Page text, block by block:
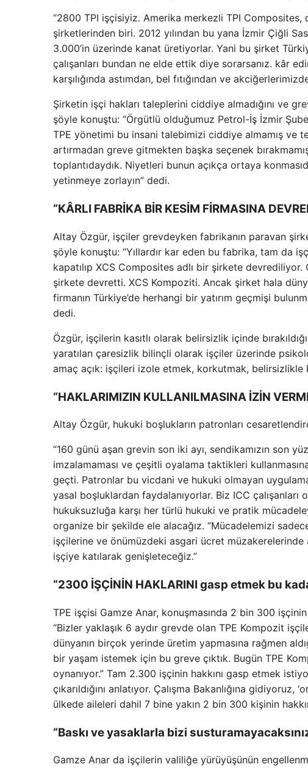
“2800 TPI işçisiyiz. Amerika merkezli TPI Composites,
şirketlerinden biri. 2012 yılından bu yana İzmir Çiğli
3.000’in üzerinde kanat üretiyorlar. Yani bu şirket
çalışanları bundan ne elde ettik diye sorarsanız. kâr
karşılığında astımdan, bel fıtığından ve
Şirketin işçi hakları taleplerini ciddiye almadığını ve
şöyle konuştu: “Örgütlü olduğumuz Petrol-İş İzmir
TPE yönetimi bu insani talebimizi ciddiye almamış ve
artırmadan greve gitmekten başka seçenek
toplantıdaydık. Niyetleri bunun açıkça ortaya
yetinmeye zorlayın” dedi.
“KÂRLI FABRİKA BİR KESİM FİRMASINA
Altay Özgür, işçiler grevdeyken fabrikanın paravan
şöyle konuştu: “Yıllardır kar eden bu fabrika, tam da
kapatılıp XCS Composites adlı bir şirkete
şirkete devretti. XCS Kompoziti. Ancak şirket hala
firmanın Türkiye’de herhangi bir yatırım geçmişi
dedi.
Özgür, işçilerin kasıtlı olarak belirsizlik içinde
yaratılan çaresizlik bilinçli olarak işçiler üzerinde
amaç açık: işçileri izole etmek, korkutmak,
“HAKLARIMIZIN KULLANILMASINA İZİN
Altay Özgür, hukuki boşlukların patronları
“160 günü aşan grevin son iki ayı, sendikamızın son
imzalamaması ve çeşitli oyalama taktikleri
geçti. Patronlar bu vicdani ve hukuki olmayan
yasal boşluklardan faydalanıyorlar. Biz ICC çalışanları
hukuksuzluğa karşı her türlü hukuki ve pratik
organize bir şekilde ele alacağız. “Mücadelemizi
işçilerine ve önümüzdeki asgari ücret müzakerelerinde
işçiye katılarak genişleteceğiz.”
“2300 İŞÇİNİN HAKLARINI gasp etmek bu
TPE işçisi Gamze Anar, konuşmasında 2 bin 300
“Bizler yaklaşık 6 aydır grevde olan TPE Kompozit
dünyanın birçok yerinde üretim yapmasına rağmen
bir yaşam istemek için bu greve çıktık. Bugün TPE
oynanıyor.” Tam 2.300 işçinin hakkını gasp etmek
çıkarıldığını anlatıyor. Çalışma Bakanlığına
ülkede aileleri dahil 7 bine yakın 2 bin 300 kişinin
“Baskı ve yasaklarla bizi
Gamze Anar da işçilerin valiliğe yürüyüşünün